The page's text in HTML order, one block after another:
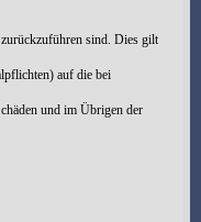
sind. Dies gilt
auf die bei
und im Übrigen der